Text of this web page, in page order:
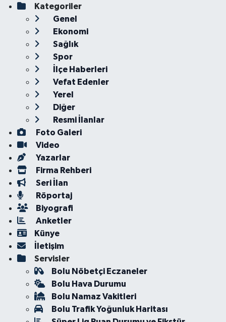
Kategoriler
Genel
Ekonomi
Sağlık
Spor
İlçe Haberleri
Vefat Edenler
Yerel
Diğer
Resmi İlanlar
Foto Galeri
Video
Yazarlar
Firma Rehberi
Seri İlan
Röportaj
Biyografi
Anketler
Künye
İletişim
Servisler
Bolu Nöbetçi Eczaneler
Bolu Hava Durumu
Bolu Namaz Vakitleri
Bolu Trafik Yoğunluk Haritası